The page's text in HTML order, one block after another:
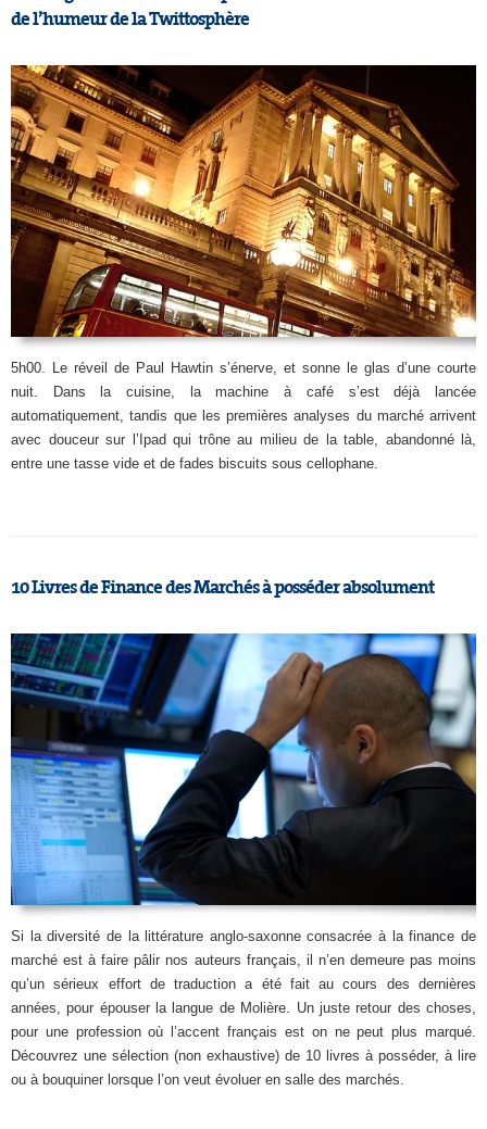
de l’humeur de la Twittosphère
5h00. Le réveil de Paul Hawtin s’énerve, et sonne le glas d’une courte
nuit. Dans la cuisine, la machine à café s’est déjà lancée
automatiquement, tandis que les premières analyses du marché arrivent
avec douceur sur l’Ipad qui trône au milieu de la table, abandonné là,
entre une tasse vide et de fades biscuits sous cellophane.
10 Livres de Finance des Marchés à posséder absolument
Si la diversité de la littérature anglo-saxonne consacrée à la finance de
marché est à faire pâlir nos auteurs français, il n’en demeure pas moins
qu’un sérieux effort de traduction a été fait au cours des dernières
années, pour épouser la langue de Molière. Un juste retour des choses,
pour une profession où l’accent français est on ne peut plus marqué.
Découvrez une sélection (non exhaustive) de 10 livres à posséder, à lire
ou à bouquiner lorsque l’on veut évoluer en salle des marchés.